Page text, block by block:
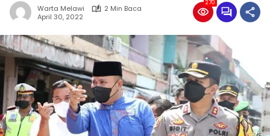
Warta Melawi
2 Min Baca
April 30, 2022
270